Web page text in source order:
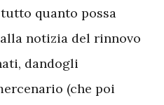
quanto possa
notizia del rinnovo
dandogli
(che poi